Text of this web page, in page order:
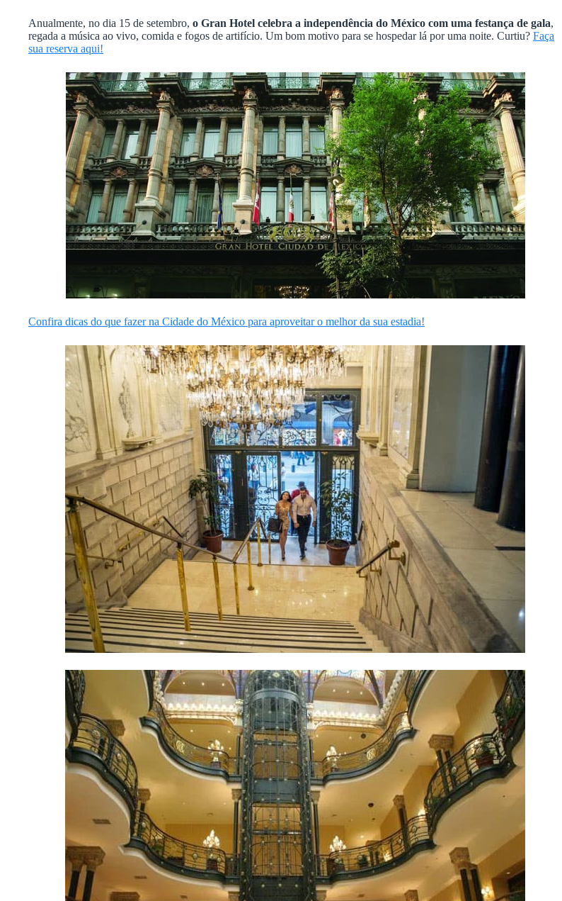
Anualmente, no dia 15 de setembro, o Gran Hotel celebra a independência do México com uma festança de gala,
regada a música ao vivo, comida e fogos de artifício. Um bom motivo para se hospedar lá por uma noite. Curtiu? Faça
sua reserva aqui!
Confira dicas do que fazer na Cidade do México para aproveitar o melhor da sua estadia!